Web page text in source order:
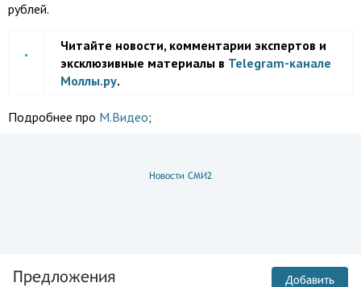
рублей.
Читайте новости, комментарии экспертов и
эксклюзивные материалы в Telegram-канале
Моллы.ру.
Подробнее про М.Видео;
Новости СМИ2
Предложения Добавить